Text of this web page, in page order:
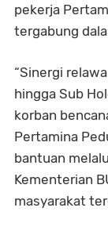
pekerja
tergabung
“Sinergi
hingga Sub
korban
Pertamina
bantuan
Kementerian
masyarakat